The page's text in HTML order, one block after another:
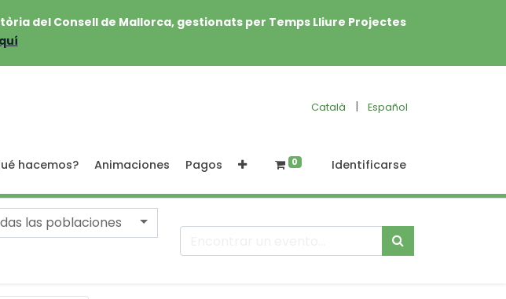
del Consell de Mallorca, gestionats per Temps Lliure Projectes
Català | Español
hacemos? Animaciones Pagos 0 Identificarse
las poblaciones